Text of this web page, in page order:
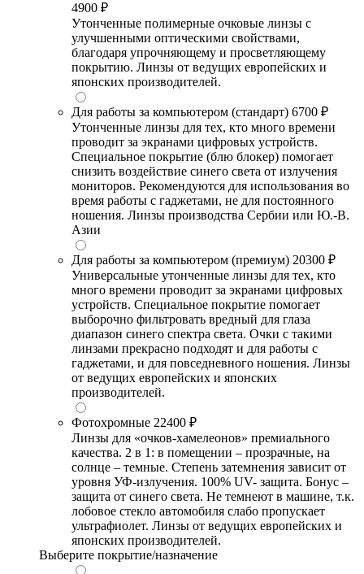
4900 ₽
Утонченные полимерные очковые линзы с
улучшенными оптическими свойствами,
благодаря упрочняющему и просветляющему
покрытию. Линзы от ведущих европейских и
японских производителей.
Для работы за компьютером (стандарт) 6700 ₽
Утонченные линзы для тех, кто много времени
проводит за экранами цифровых устройств.
Специальное покрытие (блю блокер) помогает
снизить воздействие синего света от излучения
мониторов. Рекомендуются для использования во
время работы с гаджетами, не для постоянного
ношения. Линзы производства Сербии или Ю.-В.
Азии
Для работы за компьютером (премиум) 20300 ₽
Универсальные утонченные линзы для тех, кто
много времени проводит за экранами цифровых
устройств. Специальное покрытие помогает
выборочно фильтровать вредный для глаза
диапазон синего спектра света. Очки с такими
линзами прекрасно подходят и для работы с
гаджетами, и для повседневного ношения. Линзы
от ведущих европейских и японских
производителей.
Фотохромные 22400 ₽
Линзы для «очков-хамелеонов» премиального
качества. 2 в 1: в помещении – прозрачные, на
солнце – темные. Степень затемнения зависит от
уровня УФ-излучения. 100% UV- защита. Бонус –
защита от синего света. Не темнеют в машине, т.к.
лобовое стекло автомобиля слабо пропускает
ультрафиолет. Линзы от ведущих европейских и
японских производителей.
Выберите покрытие/назначение